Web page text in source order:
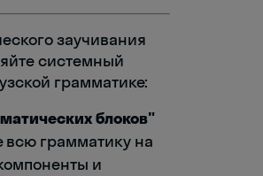
заучивания
системный
грамматике:
блоков"
всю грамматику на
и